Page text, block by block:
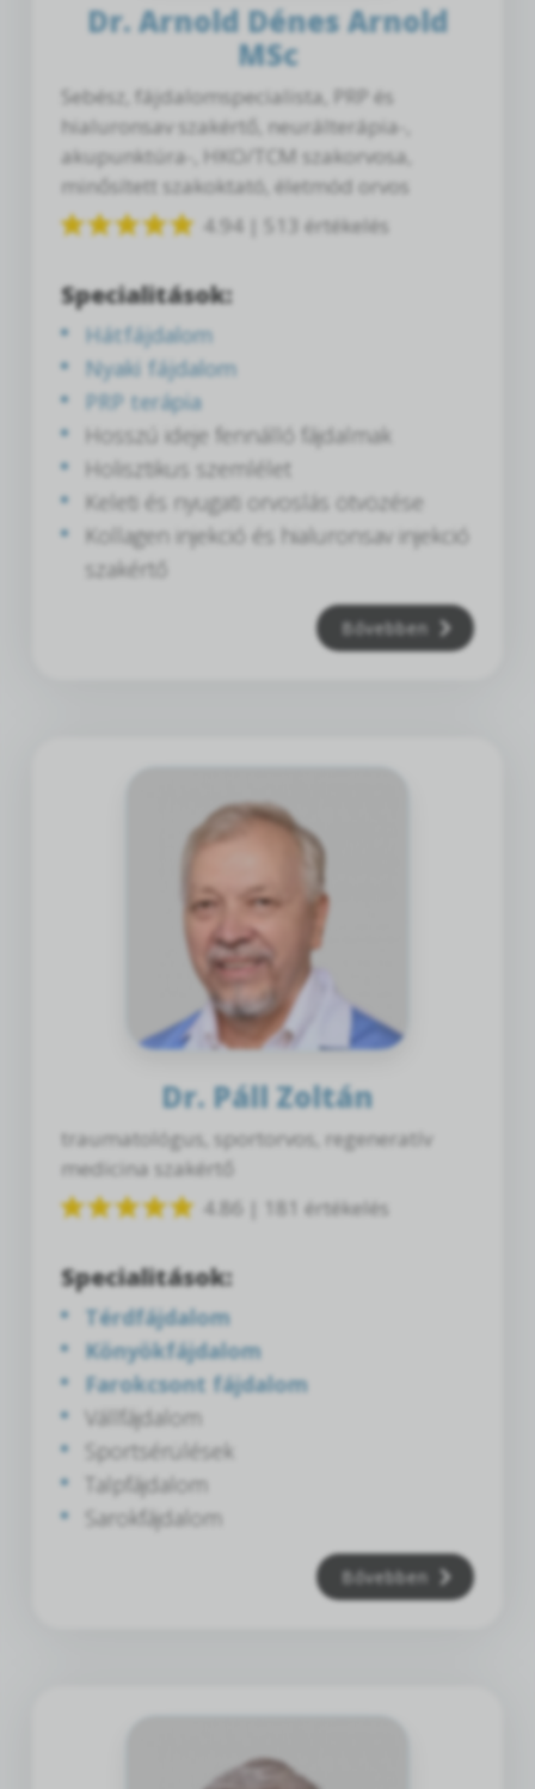
Dr. Arnold Dénes Arnold
MSc
Sebész, fájdalomspecialista, PRP és
hialuronsav szakértő, neurálterápia-,
akupunktúra-, HKO/TCM szakorvosa,
minősített szakoktató, életmód orvos
4.94 | 513 értékelés
Specialitások:
Hátfájdalom
Nyaki fájdalom
PRP terápia
Hosszú ideje fennálló fájdalmak
Holisztikus szemlélet
Keleti és nyugati orvoslás ötvözése
Kollagen injekció és hialuronsav injekció
szakértő
Bővebben
Dr. Páll Zoltán
traumatológus, sportorvos, regeneratív
medicina szakértő
4.86 | 181 értékelés
Specialitások:
Térdfájdalom
Könyökfájdalom
Farokcsont fájdalom
Vállfájdalom
Sportsérülések
Talpfájdalom
Sarokfájdalom
Bővebben